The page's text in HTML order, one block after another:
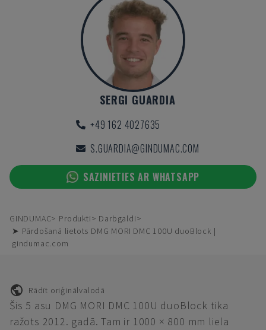
SERGI GUARDIA
+49 162 4027635
S.GUARDIA@GINDUMAC.COM
SAZINIETIES AR WHATSAPP
GINDUMAC Produkti
Darbgaldi
➤ Pārdošanā lietots DMG MORI DMC 100U duoBlock |
gindumac.com
Rādīt oriģinālvalodā
Šis 5 asu DMG MORI DMC 100U duoBlock tika
ražots 2012. gadā. Tam ir 1000 × 800 mm liela